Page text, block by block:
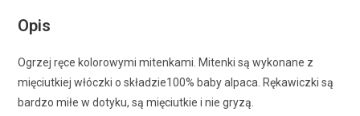
Opis
Ogrzej ręce kolorowymi mitenkami. Mitenki są wykonane z
mięciutkiej włóczki o składzie100% baby alpaca. Rękawiczki są
bardzo miłe w dotyku, są mięciutkie i nie gryzą.